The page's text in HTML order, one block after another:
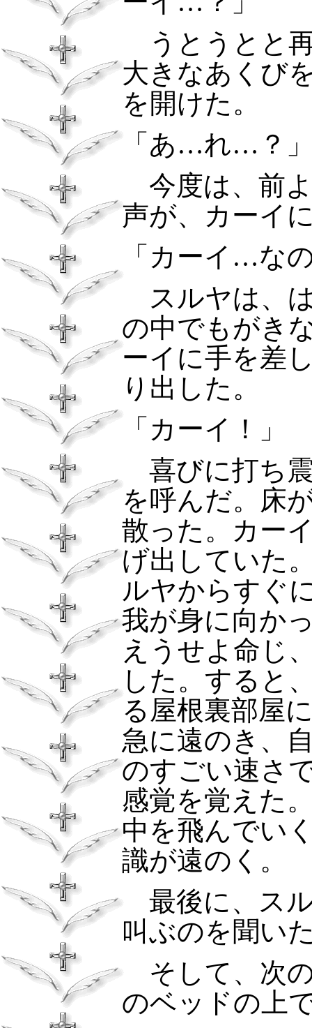
うとうとと
大きなあくび
を開けた。
「あ…れ…？
今度は、前
声が、カーイ
「カーイ…な
スルヤは、
の中でもがき
ーイに手を差
り出した。
「カーイ！」
喜びに打ち
を呼んだ。床
散った。カー
げ出していた
ルヤからすぐ
我が身に向か
えうせよ命じ
した。すると
る屋根裏部屋
急に遠のき、
のすごい速さ
感覚を覚えた
中を飛んでい
識が遠のく。
最後に、ス
叫ぶのを聞い
そして、次
のベッドの上